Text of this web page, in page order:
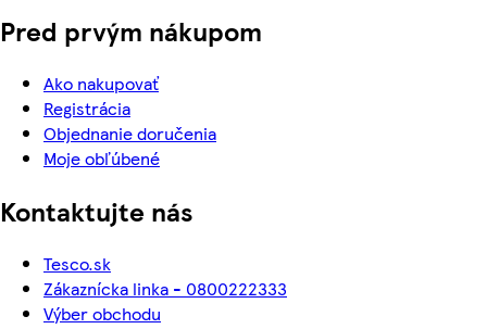
Pred prvým nákupom
Ako nakupovať
Registrácia
Objednanie doručenia
Moje obľúbené
Kontaktujte nás
Tesco.sk
Zákaznícka linka - 0800222333
Výber obchodu